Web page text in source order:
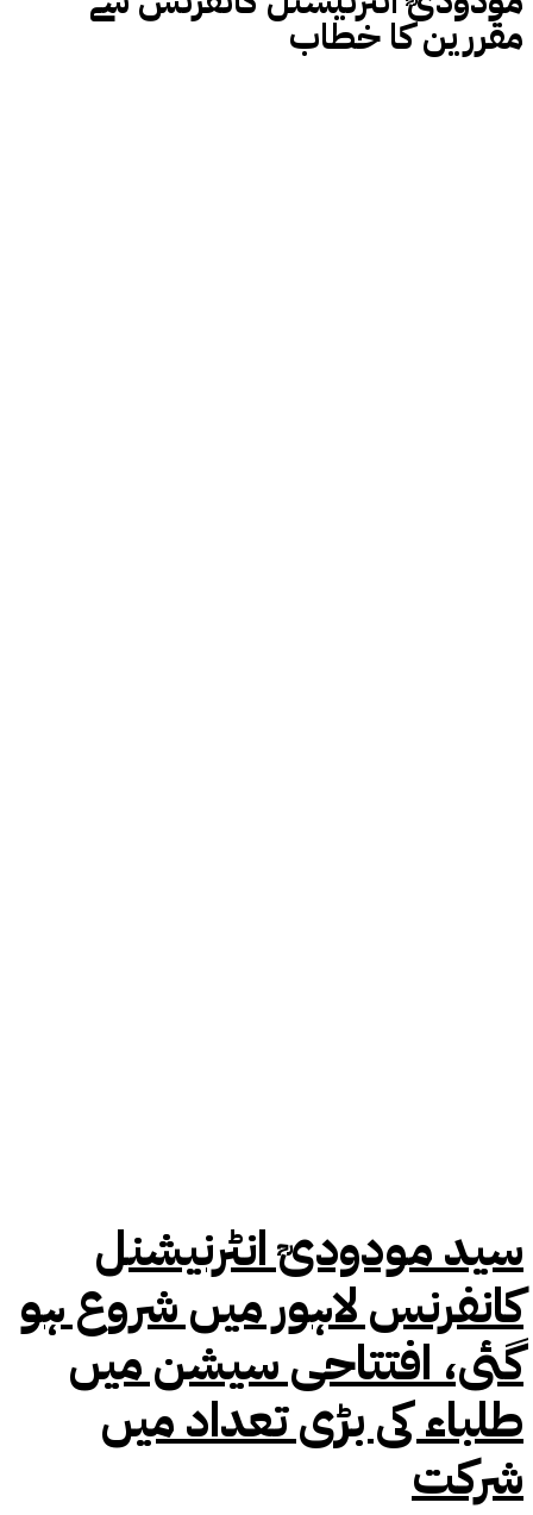
مقررین کا خطاب
سید مودودیؒ انٹرنیشنل
کانفرنس لاہور میں شروع ہو
گئی، افتتاحی سیشن میں
طلباء کی بڑی تعداد میں
شرکت